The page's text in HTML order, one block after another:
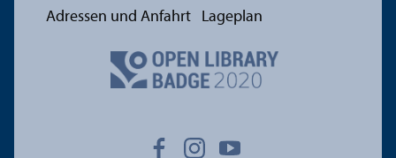
Adressen und Anfahrt Lageplan